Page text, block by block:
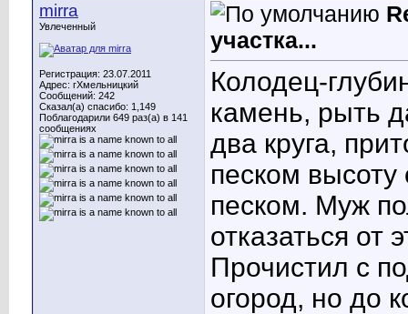
mirra
Увлеченный
Регистрация: 23.07.2011
Адрес: гХмельницкий
Сообщений: 242
Сказал(а) спасибо: 1,149
Поблагодарили 649 раз(а) в 141
сообщениях
участка...
Колодец-
камень, рыть
два круга,
песком высоту
песком. Муж
отказаться от
Прочистил с
огород, но до